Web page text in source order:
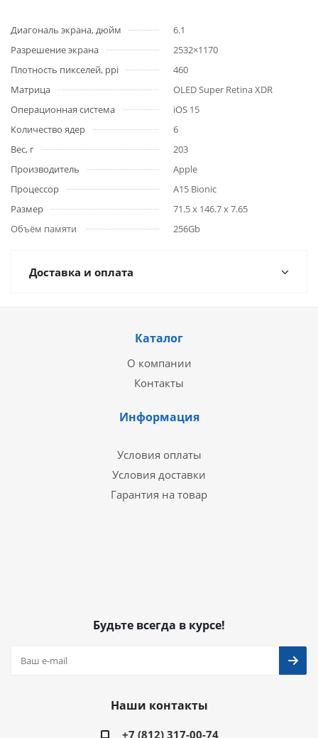
Диагональ экрана, дюйм
6.1
Разрешение экрана
2532×1170
Плотность пикселей, ppi
460
Матрица
OLED Super Retina XDR
Операционная система
iOS 15
Количество ядер
6
Вес, г
203
Производитель
Apple
Процессор
A15 Bionic
Размер
71.5 x 146.7 x 7.65
Объём памяти
256Gb
Доставка и оплата
Каталог
О компании
Контакты
Информация
Условия оплаты
Условия доставки
Гарантия на товар
Будьте всегда в курсе!
Наши контакты
+7 (812) 317-00-74